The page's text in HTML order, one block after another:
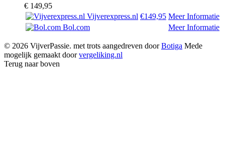
€ 149,95
Vijverexpress.nl €149,95 Meer Informatie
Bol.com
Meer Informatie
© 2026 VijverPassie. met trots aangedreven doorBotiga Mede
mogelijk gemaakt doorvergeliking.nl
Terug naar boven